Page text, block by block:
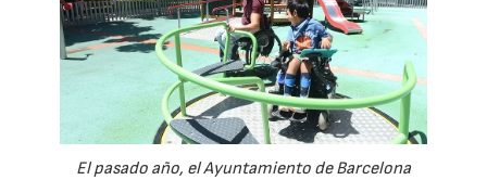
El pasado año, el Ayuntamiento de Barcelona